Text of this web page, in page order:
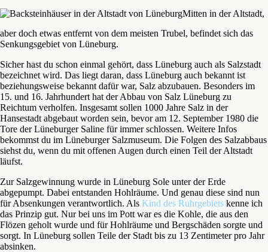
Mitten in der Altstadt,
aber doch etwas entfernt von dem meisten Trubel, befindet sich das
Senkungsgebiet von Lüneburg.
Sicher hast du schon einmal gehört, dass Lüneburg auch als Salzstadt
bezeichnet wird. Das liegt daran, dass Lüneburg auch bekannt ist
beziehungsweise bekannt dafür war, Salz abzubauen. Besonders im
15. und 16. Jahrhundert hat der Abbau von Salz Lüneburg zu
Reichtum verholfen. Insgesamt sollen 1000 Jahre Salz in der
Hansestadt abgebaut worden sein, bevor am 12. September 1980 die
Tore der Lüneburger Saline für immer schlossen. Weitere Infos
bekommst du im Lüneburger Salzmuseum. Die Folgen des Salzabbaus
siehst du, wenn du mit offenen Augen durch einen Teil der Altstadt
läufst.
Zur Salzgewinnung wurde in Lüneburg Sole unter der Erde
abgepumpt. Dabei entstanden Hohlräume. Und genau diese sind nun
für Absenkungen verantwortlich. Als Kind des Ruhrgebiets kenne ich
das Prinzip gut. Nur bei uns im Pott war es die Kohle, die aus den
Flözen geholt wurde und für Hohlräume und Bergschäden sorgte und
sorgt. In Lüneburg sollen Teile der Stadt bis zu 13 Zentimeter pro Jahr
absinken.